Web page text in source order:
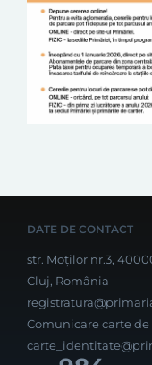
DATE DE CONTACT
str. Moților nr.3,
Cluj, România
Comunicare carte